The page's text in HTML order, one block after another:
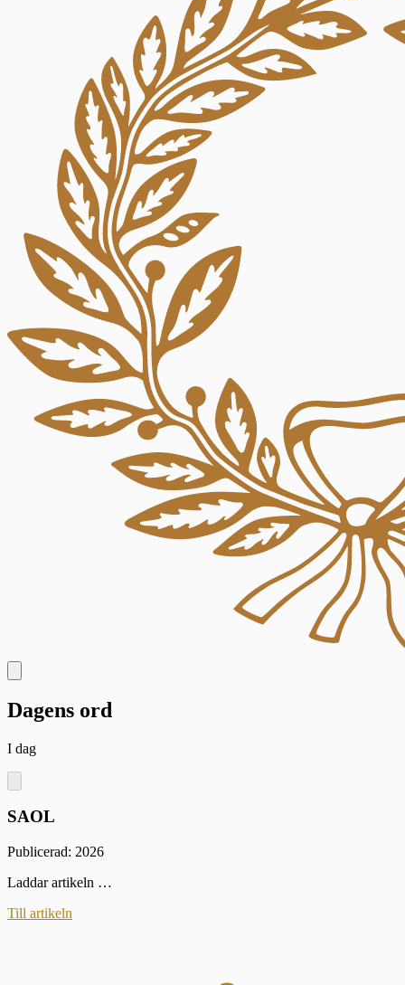
Dagens ord
I dag
SAOL
Publicerad: 2026
Laddar artikeln …
Till artikeln